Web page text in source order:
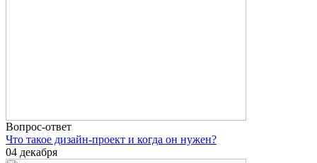
Вопрос-ответ
Что такое дизайн-проект и когда он нужен?
04 декабря